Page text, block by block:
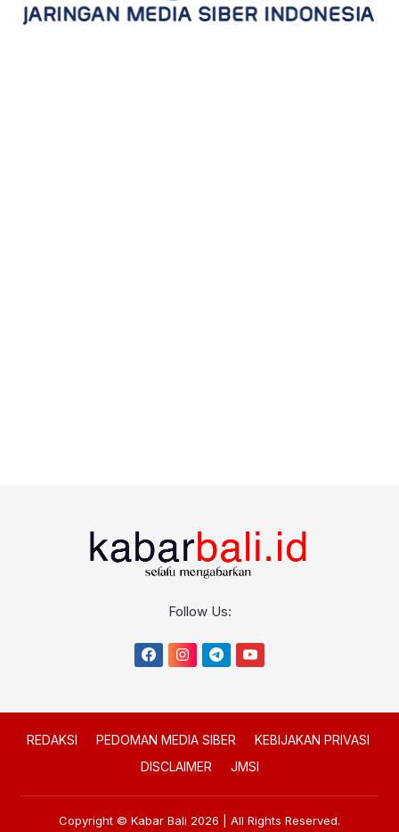
Follow Us:
REDAKSI PEDOMAN MEDIA SIBER
KEBIJAKAN PRIVASI
DISCLAIMER
JMSI
Copyright © Kabar Bali 2026 | All Rights Reserved.